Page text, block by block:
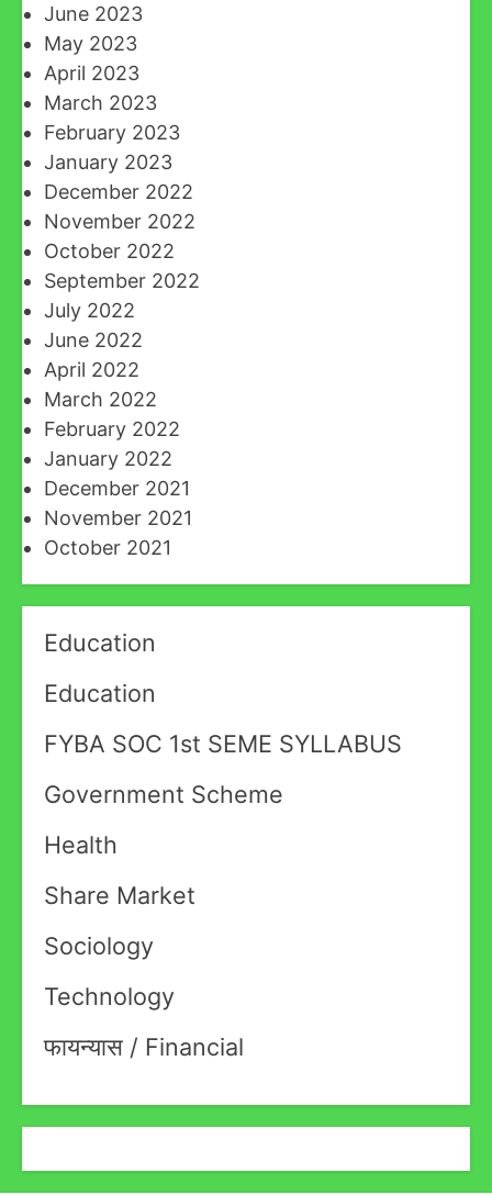
June 2023
May 2023
April 2023
March 2023
February 2023
January 2023
December 2022
November 2022
October 2022
September 2022
July 2022
June 2022
April 2022
March 2022
February 2022
January 2022
December 2021
November 2021
October 2021
Education
Education
FYBA SOC 1st SEME SYLLABUS
Government Scheme
Health
Share Market
Sociology
Technology
फायन्यास / Financial